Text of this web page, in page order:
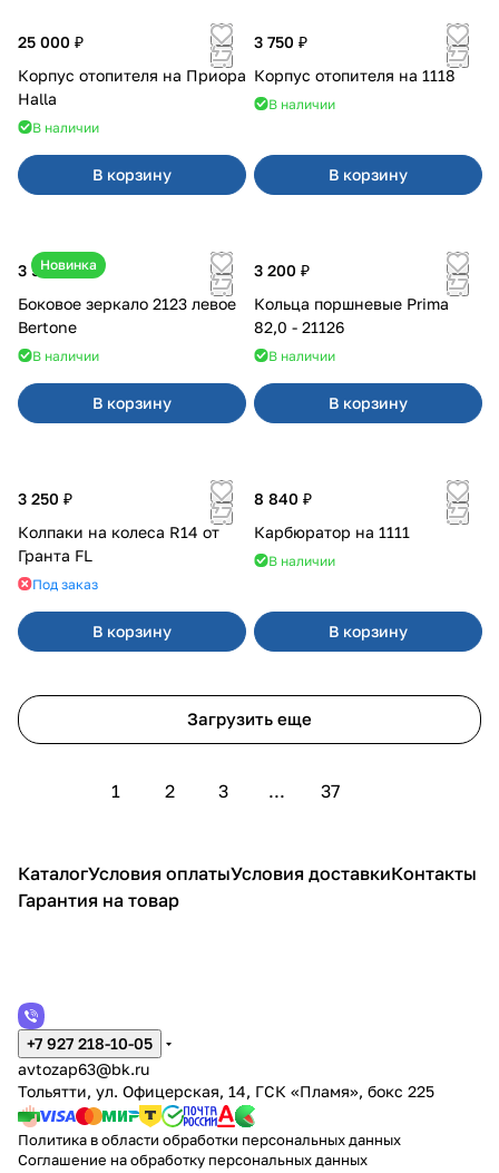
25 000 ₽
Корпус отопителя на Приора
Halla
В наличии
В корзину
3 750 ₽
Корпус отопителя на 1118
В наличии
В корзину
Новинка
3 500 ₽
Боковое зеркало 2123 левое
Bertone
В наличии
В корзину
3 200 ₽
Кольца поршневые Prima
82,0 - 21126
В наличии
В корзину
3 250 ₽
Колпаки на колеса R14 от
Гранта FL
Под заказ
В корзину
8 840 ₽
Карбюратор на 1111
В наличии
В корзину
Загрузить еще
1 2 3 ... 37
КаталогУсловия оплатыУсловия доставкиКонтакты
Гарантия на товар
+7 927 218-10-05
avtozap63@bk.ru
Тольятти, ул. Офицерская, 14, ГСК «Пламя», бокс 225
Политика в области обработки персональных данных
Соглашение на обработку персональных данных